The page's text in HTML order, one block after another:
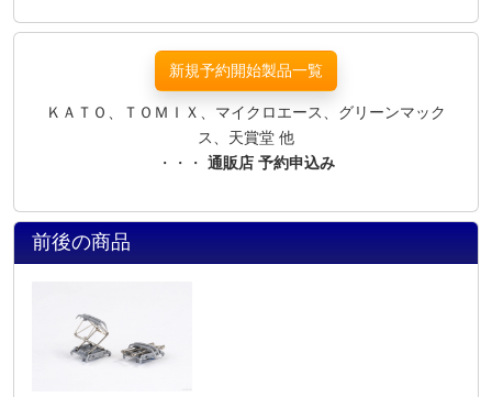
新規予約開始製品一覧
ＫＡＴＯ、ＴＯＭＩＸ、マイクロエース、グリーンマック
ス、天賞堂 他
・・・ 通販店 予約申込み
前後の商品